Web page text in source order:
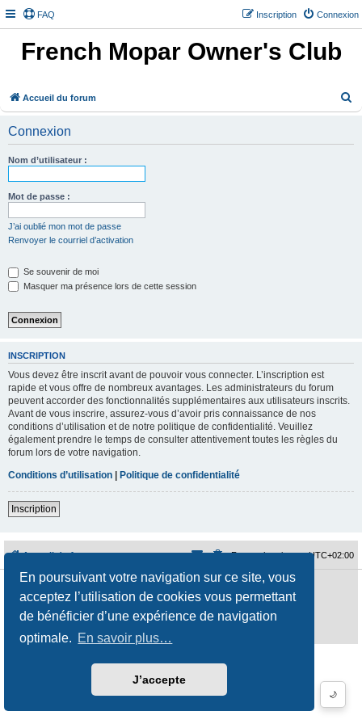
En poursuivant votre navigation sur ce site, vous
acceptez l’utilisation de cookies vous permettant
de bénéficier d’une expérience de navigation
optimale. En savoir plus…
J’accepte
FAQ Connexion
Inscription
French Mopar Owner's Club
Accueil du forum
🌙
Connexion
Nom d’utilisateur :
Mot de passe :
J’ai oublié mon mot de passe
Renvoyer le courriel d’activation
Se souvenir de moi
Masquer ma présence lors de cette session
INSCRIPTION
Vous devez être inscrit avant de pouvoir vous connecter. L’inscription est
rapide et vous offre de nombreux avantages. Les administrateurs du forum
peuvent accorder des fonctionnalités supplémentaires aux utilisateurs inscrits.
Avant de vous inscrire, assurez-vous d’avoir pris connaissance de nos
conditions d’utilisation et de notre politique de confidentialité. Veuillez
également prendre le temps de consulter attentivement toutes les règles du
forum lors de votre navigation.
Conditions d’utilisation | Politique de confidentialité
Inscription
Accueil du forum Fuseau horaire surUTC+02:00
Développé par phpBB ® Forum Software © phpBB Limited
Traduction française officielle©Qiaeru
Stylejeremiemeunierpar ©Fred Rimbert